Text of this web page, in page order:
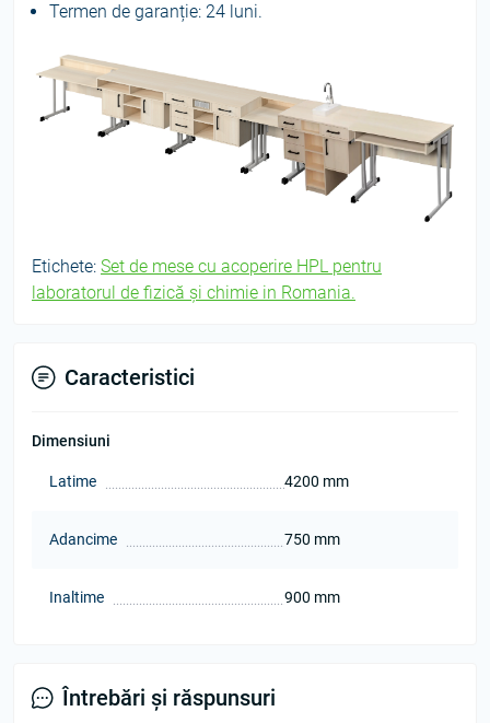
Termen de garanție: 24 luni.
Etichete: Set de mese cu acoperire HPL pentru
laboratorul de fizică și chimie in Romania.
Caracteristici
Dimensiuni
Latime 4200 mm
Adancime 750 mm
Inaltime 900 mm
Întrebări și răspunsuri